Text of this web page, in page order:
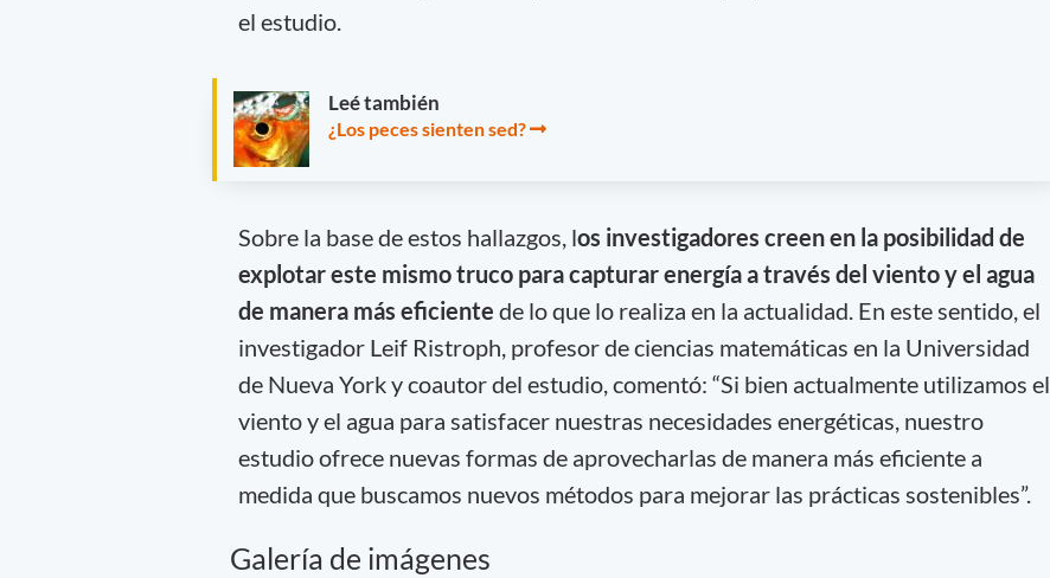
el estudio.
Leé también
¿Los peces sienten sed?
Sobre la base de estos hallazgos, los investigadores creen en la posibilidad de
explotar este mismo truco para capturar energía a través del viento y el agua
de manera más eficiente de lo que lo realiza en la actualidad. En este sentido, el
investigador Leif Ristroph, profesor de ciencias matemáticas en la Universidad
de Nueva York y coautor del estudio, comentó: “Si bien actualmente utilizamos el
viento y el agua para satisfacer nuestras necesidades energéticas, nuestro
estudio ofrece nuevas formas de aprovecharlas de manera más eficiente a
medida que buscamos nuevos métodos para mejorar las prácticas sostenibles”.
Galería de imágenes